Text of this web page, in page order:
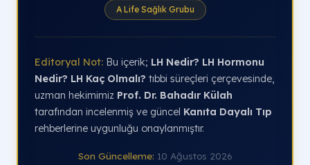
A Life Sağlık Grubu
Editoryal Not: Bu içerik; LH Nedir? LH Hormonu
Nedir? LH Kaç Olmalı? tıbbi süreçleri çerçevesinde,
uzman hekimimiz Prof. Dr. Bahadır Külah
tarafından incelenmiş ve güncel Kanıta Dayalı Tıp
rehberlerine uygunluğu onaylanmıştır.
Son Güncelleme: 10 Ağustos 2026